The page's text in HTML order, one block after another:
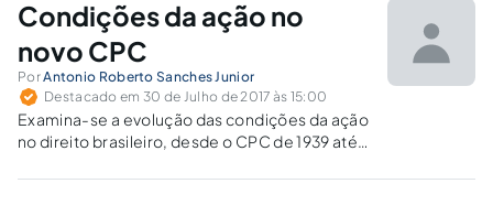
Condições da ação no
novo CPC
PorAntonio Roberto Sanches Junior
Destacado em 30 de Julho de 2017 às 15:00
Examina-se a evolução das condições da ação
no direito brasileiro, desde o CPC de 1939 até